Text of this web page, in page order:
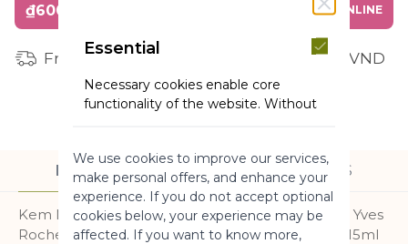
₫600,000 BUY ONLINE
Free shipping for orders from 1 million VND
DESCRIPTION INGREDIENTS
Kem Mắt Hỗ Trợ Giảm Quầng Thâm, Giảm Nhăn Yves
Rocher Glow Energie Anti-Dark Circle Eye Care 15ml
Essential
Necessary cookies enable core
functionality of the website. Without
a website usable by enabling basic
functionality.
More Information
We use cookies to improve our services,
make personal offers, and enhance your
experience. If you do not accept optional
cookies below, your experience may be
affected. If you want to know more,